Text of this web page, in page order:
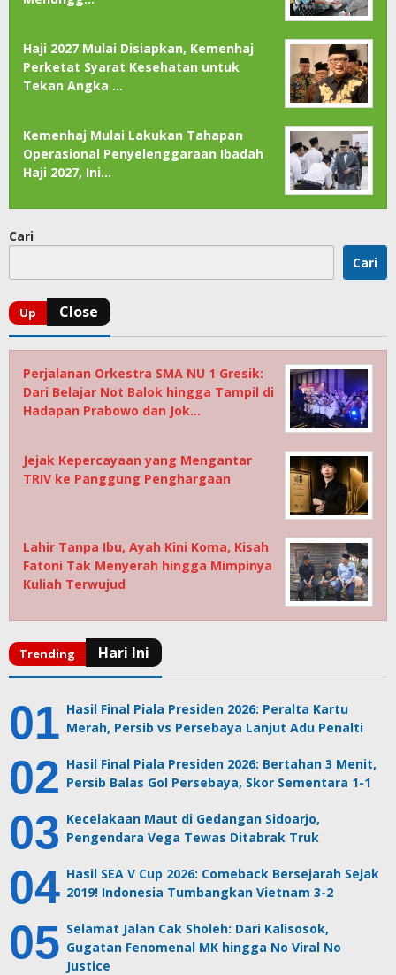
Haji 2027 Mulai Disiapkan, Kemenhaj
Perketat Syarat Kesehatan untuk
Tekan Angka …
Kemenhaj Mulai Lakukan Tahapan
Operasional Penyelenggaraan Ibadah
Haji 2027, Ini…
Cari
Cari
Perjalanan Orkestra SMA NU 1 Gresik:
Dari Belajar Not Balok hingga Tampil di
Hadapan Prabowo dan Jok…
Jejak Kepercayaan yang Mengantar
TRIV ke Panggung Penghargaan
Lahir Tanpa Ibu, Ayah Kini Koma, Kisah
Fatoni Tak Menyerah hingga Mimpinya
Kuliah Terwujud
Hasil Final Piala Presiden 2026: Peralta Kartu
Merah, Persib vs Persebaya Lanjut Adu Penalti
Hasil Final Piala Presiden 2026: Bertahan 3 Menit,
Persib Balas Gol Persebaya, Skor Sementara 1-1
Kecelakaan Maut di Gedangan Sidoarjo,
Pengendara Vega Tewas Ditabrak Truk
Hasil SEA V Cup 2026: Comeback Bersejarah Sejak
2019! Indonesia Tumbangkan Vietnam 3-2
Selamat Jalan Cak Sholeh: Dari Kalisosok,
Gugatan Fenomenal MK hingga No Viral No
Justice